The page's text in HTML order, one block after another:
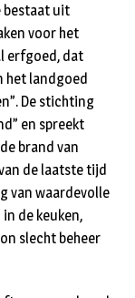
bestaat uit
voor het
erfgoed, dat
het landgoed
De stichting
en spreekt
brand van
de laatste tijd
van waardevolle
de keuken,
slecht beheer